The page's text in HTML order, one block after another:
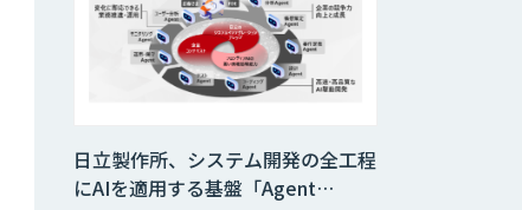
日立製作所、システム開発の全工程
にAIを適用する基盤「Agent…